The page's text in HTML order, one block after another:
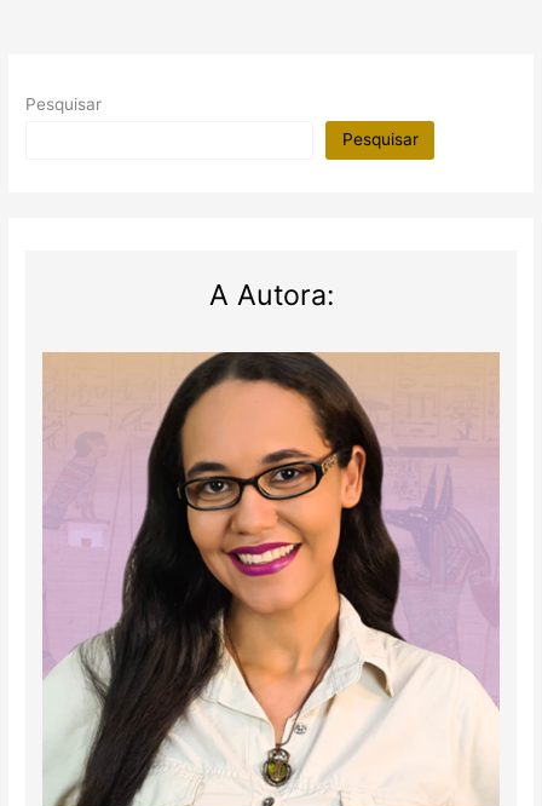
Pesquisar
Pesquisar
A Autora: